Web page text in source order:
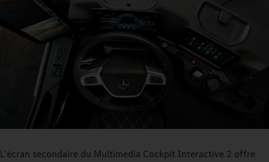
L'écran secondaire du Multimedia Cockpit Interactive 2 offre